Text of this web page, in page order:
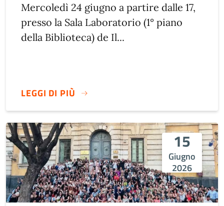
Mercoledì 24 giugno a partire dalle 17,
presso la Sala Laboratorio (1° piano
della Biblioteca) de Il...
LEGGI DI PIÙ
15
Giugno
2026